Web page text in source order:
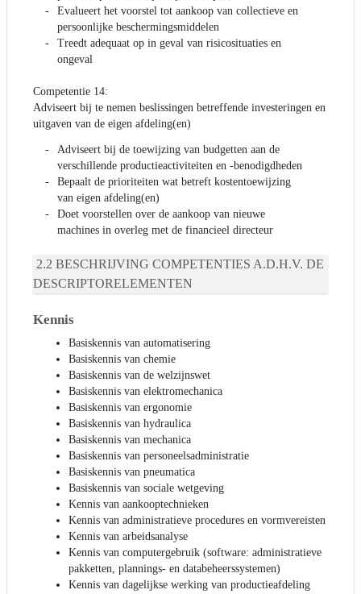
Evalueert het voorstel tot aankoop van collectieve en
persoonlijke beschermingsmiddelen
Treedt adequaat op in geval van risicosituaties en
ongeval
Competentie 14:
Adviseert bij te nemen beslissingen betreffende investeringen en
uitgaven van de eigen afdeling(en)
Adviseert bij de toewijzing van budgetten aan de
verschillende productieactiviteiten en -benodigdheden
Bepaalt de prioriteiten wat betreft kostentoewijzing
van eigen afdeling(en)
Doet voorstellen over de aankoop van nieuwe
machines in overleg met de financieel directeur
BESCHRIJVING COMPETENTIES A.D.H.V. DE
DESCRIPTORELEMENTEN
Kennis
Basiskennis van automatisering
Basiskennis van chemie
Basiskennis van de welzijnswet
Basiskennis van elektromechanica
Basiskennis van ergonomie
Basiskennis van hydraulica
Basiskennis van mechanica
Basiskennis van personeelsadministratie
Basiskennis van pneumatica
Basiskennis van sociale wetgeving
Kennis van aankooptechnieken
Kennis van administratieve procedures en vormvereisten
Kennis van arbeidsanalyse
Kennis van computergebruik (software: administratieve
pakketten, plannings- en databeheerssystemen)
Kennis van dagelijkse werking van productieafdeling